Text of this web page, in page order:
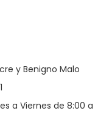
y Benigno Malo
a Viernes de 8:00 a